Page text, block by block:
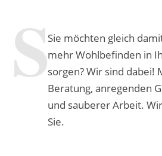
Sie möchten gleich
mehr Wohlbefinden in
sorgen? Wir sind dabei!
Beratung, anregenden
und sauberer Arbeit.
Sie.